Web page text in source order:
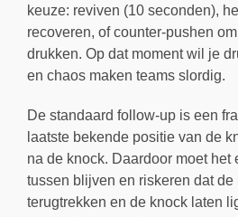
keuze: reviven (10 seconden),
recoveren, of counter-pushen
drukken. Op dat moment wil je
en chaos maken teams slordig.
De standaard follow-up is een
laatste bekende positie van de
na de knock. Daardoor moet het
tussen blijven en riskeren dat de
terugtrekken en de knock laten